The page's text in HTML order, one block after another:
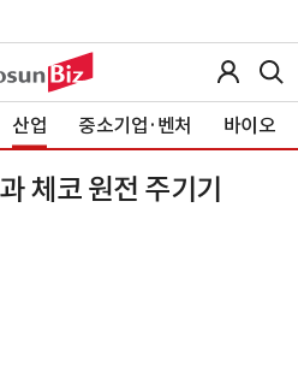
산업 중소기업·벤처 바이오
체코 원전 주기기